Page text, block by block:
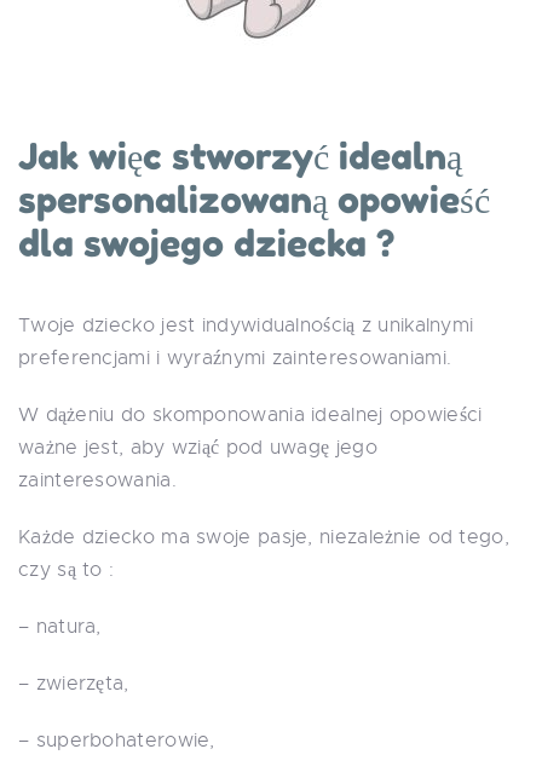
Jak więc stworzyć idealną
spersonalizowaną opowieść
dla swojego dziecka ?
Twoje dziecko jest indywidualnością z unikalnymi
preferencjami i wyraźnymi zainteresowaniami.
W dążeniu do skomponowania idealnej opowieści
ważne jest, aby wziąć pod uwagę jego
zainteresowania.
Każde dziecko ma swoje pasje, niezależnie od tego,
czy są to :
– natura,
– zwierzęta,
– superbohaterowie,